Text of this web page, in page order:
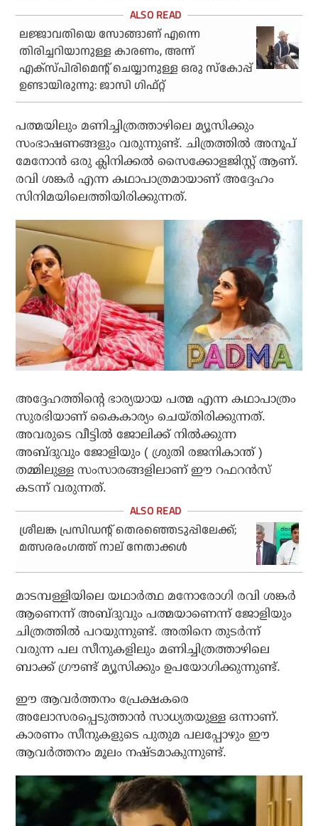
ലജ്ജാവതിയെ സോങ്ങാണ് എന്നെ
തിരിച്ചറിയാനുള്ള കാരണം, അന്ന്
എക്സ്പിരിമെന്റ് ചെയ്യാനുള്ള ഒരു സ്കോപ്പ്
ഉണ്ടായിരുന്നു: ജാസി ഗിഫ്റ്റ്
പത്മയിലും മണിച്ചിത്രത്താഴിലെ മ്യൂസിക്കും
സംഭാഷണങ്ങളും വരുന്നുണ്ട്. ചിത്രത്തിൽ അനൂപ്
മേനോൻ ഒരു ക്ലിനിക്കൽ സൈക്കോളജിസ്റ്റ് ആണ്.
രവി ശങ്കർ എന്ന കഥാപാത്രമായാണ് അദ്ദേഹം
സിനിമയിലെത്തിയിരിക്കുന്നത്.
അദ്ദേഹത്തിന്റെ ഭാര്യയായ പത്മ എന്ന കഥാപാത്രം
സുരഭിയാണ് കൈകാര്യം ചെയ്തിരിക്കുന്നത്.
അവരുടെ വീട്ടിൽ ജോലിക്ക് നിൽക്കുന്ന
അബ്ദുവും ജോളിയും ( ശ്രുതി രജനികാന്ത് )
തമ്മിലുള്ള സംസാരങ്ങളിലാണ് ഈ റഫറൻസ്
കടന്ന് വരുന്നത്.
ശ്രീലങ്ക പ്രസിഡന്റ് തെരഞ്ഞെടുപ്പിലേക്ക്;
മത്സരരംഗത്ത് നാല് നേതാക്കള്‍
മാടമ്പള്ളിയിലെ യഥാർത്ഥ മനോരോഗി രവി ശങ്കർ
ആണെന്ന് അബ്ദുവും പത്മയാണെന്ന് ജോളിയും
ചിത്രത്തിൽ പറയുന്നുണ്ട്. അതിനെ തുടർന്ന്
വരുന്ന പല സീനുകളിലും മണിച്ചിത്രത്താഴിലെ
ബാക്ക് ഗ്രൗണ്ട് മ്യൂസിക്കും ഉപയോഗിക്കുന്നുണ്ട്.
ഈ ആവർത്തനം പ്രേക്ഷകരെ
അലോസരപ്പെടുത്താൻ സാധ്യതയുള്ള ഒന്നാണ്.
കാരണം സീനുകളുടെ പുതുമ പലപ്പോഴും ഈ
ആവർത്തനം മൂലം നഷ്ടമാകുന്നുണ്ട്.